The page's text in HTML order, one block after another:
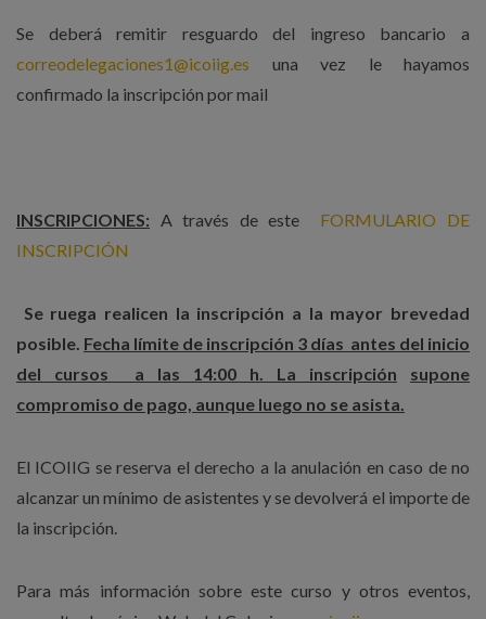
Se deberá remitir resguardo del ingreso bancario a
correodelegaciones1@icoiig.es una vez le hayamos
confirmado la inscripción por mail
INSCRIPCIONES: A través de este FORMULARIO DE
INSCRIPCIÓN
Se ruega realicen la inscripción a la mayor brevedad
posible. Fecha límite de inscripción 3 días antes del inicio
del cursos a las 14:00 h. La inscripción
supone
compromiso de pago, aunque luego no se asista.
El ICOIIG se reserva el derecho a la anulación en caso de no
alcanzar un mínimo de asistentes y se devolverá el importe de
la inscripción.
Para más información sobre este curso y otros eventos,